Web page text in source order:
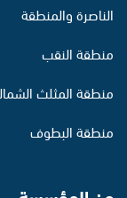
الناصرة والمنطقة
منطقة النقب
منطقة المثلث
منطقة البطوف